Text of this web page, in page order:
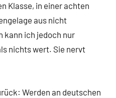
Klasse, in einer achten
aus nicht
kann ich jedoch nur
nichts wert. Sie nervt
Werden an deutschen